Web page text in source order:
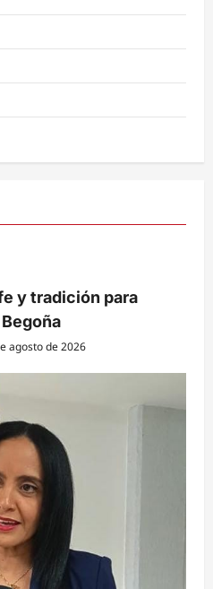
y tradición para
agosto de 2026